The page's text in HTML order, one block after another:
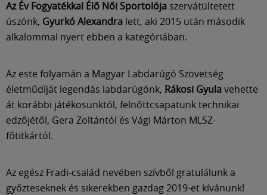
Az Év Fogyatékkal Élő Női Sportolója szervátültetett
úszónk, Gyurkó Alexandra lett, aki 2015 után második
alkalommal nyert ebben a kategóriában.
Az este folyamán a Magyar Labdarúgó Szövetség
életműdíját legendás labdarúgónk, Rákosi Gyulavehette
át korábbi játékosunktól, felnőttcsapatunk technikai
edzőjétől, Gera Zoltántól és Vági Márton MLSZ-
főtitkártól.
Az egész Fradi-család nevében szívből gratulálunk a
győzteseknek és sikerekben gazdag 2019-et kívánunk!